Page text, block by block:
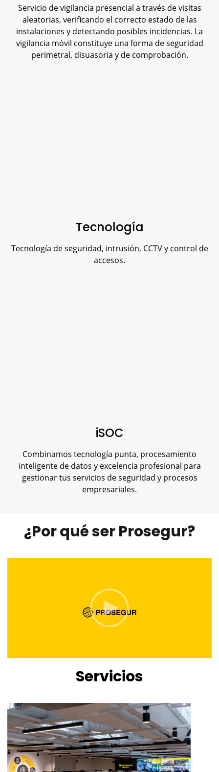
Servicio de vigilancia presencial a través de visitas
aleatorias, verificando el correcto estado de las
instalaciones y detectando posibles incidencias. La
vigilancia móvil constituye una forma de seguridad
perimetral, disuasoria y de comprobación.
Tecnología
Tecnología de seguridad, intrusión, CCTV y control de
accesos.
iSOC
Combinamos tecnología punta, procesamiento
inteligente de datos y excelencia profesional para
gestionar tus servicios de seguridad y procesos
empresariales.
¿Por qué ser Prosegur?
Servicios